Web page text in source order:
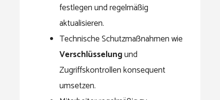
festlegen und regelmäßig
aktualisieren.
Technische Schutzmaßnahmen wie
Verschlüsselungund
Zugriffskontrollen konsequent
umsetzen.